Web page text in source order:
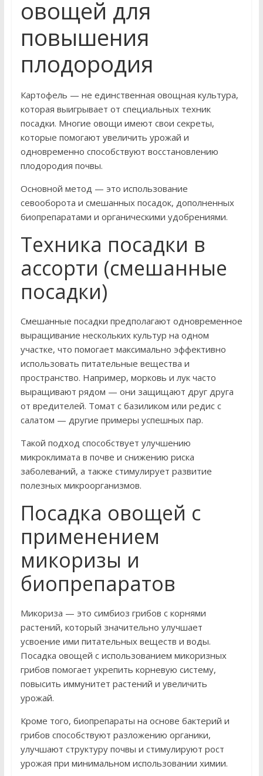
овощей для
повышения
плодородия
Картофель — не единственная овощная культура,
которая выигрывает от специальных техник
посадки. Многие овощи имеют свои секреты,
которые помогают увеличить урожай и
одновременно способствуют восстановлению
плодородия почвы.
Основной метод — это использование
севооборота и смешанных посадок, дополненных
биопрепаратами и органическими удобрениями.
Техника посадки в
ассорти (смешанные
посадки)
Смешанные посадки предполагают одновременное
выращивание нескольких культур на одном
участке, что помогает максимально эффективно
использовать питательные вещества и
пространство. Например, морковь и лук часто
выращивают рядом — они защищают друг друга
от вредителей. Томат с базиликом или редис с
салатом — другие примеры успешных пар.
Такой подход способствует улучшению
микроклимата в почве и снижению риска
заболеваний, а также стимулирует развитие
полезных микроорганизмов.
Посадка овощей с
применением
микоризы и
биопрепаратов
Микориза — это симбиоз грибов с корнями
растений, который значительно улучшает
усвоение ими питательных веществ и воды.
Посадка овощей с использованием микоризных
грибов помогает укрепить корневую систему,
повысить иммунитет растений и увеличить
урожай.
Кроме того, биопрепараты на основе бактерий и
грибов способствуют разложению органики,
улучшают структуру почвы и стимулируют рост
урожая при минимальном использовании химии.